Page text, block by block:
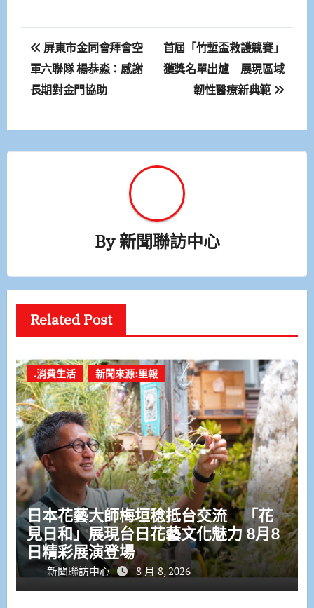
文
章
導
覽
屏東市金同會拜會空
軍六聯隊 楊恭淼：感謝
長期對金門協助
首屆「竹塹盃救護競賽」
獲獎名單出爐 展現區域
韌性醫療新典範
By新聞聯訪中心
Related Post
.消費生活 新聞來源:里報
日本花藝大師梅垣稔抵台交流 「花
見日和」展現台日花藝文化魅力 8月8
日精彩展演登場
新聞聯訪中心 8 月 8, 2026